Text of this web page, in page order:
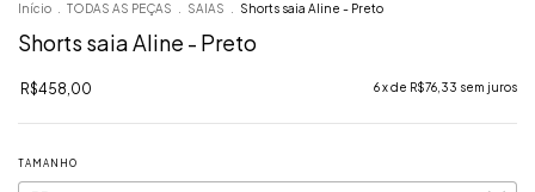
Início TODAS AS PEÇAS SAIAS Shorts saia Aline - Preto
Shorts saia Aline - Preto
R$458,00 6x de R$76,33 sem juros
TAMANHO